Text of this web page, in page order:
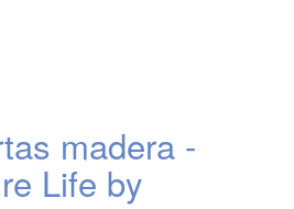
madera -
Life by